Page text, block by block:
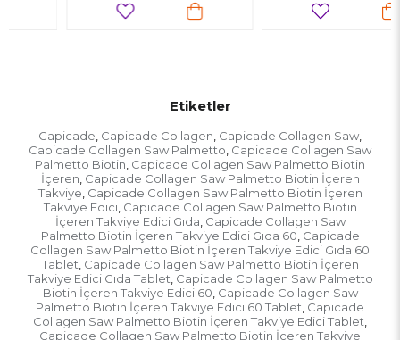
Etiketler
Capicade, Capicade Collagen, Capicade Collagen Saw,
Capicade Collagen Saw Palmetto, Capicade Collagen Saw
Palmetto Biotin, Capicade Collagen Saw Palmetto Biotin
İçeren, Capicade Collagen Saw Palmetto Biotin İçeren
Takviye, Capicade Collagen Saw Palmetto Biotin İçeren
Takviye Edici, Capicade Collagen Saw Palmetto Biotin
İçeren Takviye Edici Gıda, Capicade Collagen Saw
Palmetto Biotin İçeren Takviye Edici Gıda 60, Capicade
Collagen Saw Palmetto Biotin İçeren Takviye Edici Gıda 60
Tablet, Capicade Collagen Saw Palmetto Biotin İçeren
Takviye Edici Gıda Tablet, Capicade Collagen Saw Palmetto
Biotin İçeren Takviye Edici 60, Capicade Collagen Saw
Palmetto Biotin İçeren Takviye Edici 60 Tablet, Capicade
Collagen Saw Palmetto Biotin İçeren Takviye Edici Tablet,
Capicade Collagen Saw Palmetto Biotin İçeren Takviye